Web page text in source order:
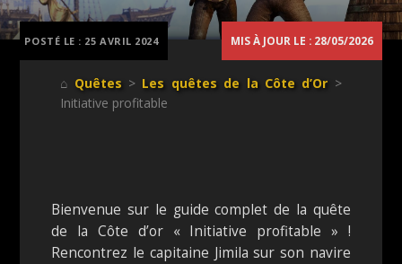
MIS À JOUR LE : 28/05/2026
⌂ Quêtes > Les quêtes de la Côte d’Or >
Initiative profitable
Bienvenue sur le guide complet de la quête
de la Côte d’or « Initiative profitable » !
Rencontrez le capitaine Jimila sur son navire
POSTÉ LE : 25 AVRIL 2024